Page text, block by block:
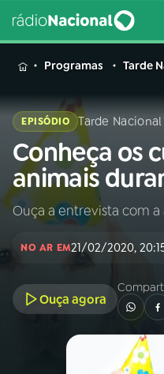
MENU
Buscar
na
Rádio
Nacional
01INÍCIO
A RÁDIO
Programas Tarde
EPISÓDIO Tarde
Conheça os
animais
Ouça a entrevista com
NO AR EM21/02/2020,
Ouça agora